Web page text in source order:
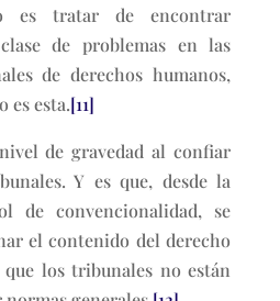
es tratar de encontrar
de problemas en las
de derechos humanos,
es esta.[11]
de gravedad al confiar
Y es que, desde la
de convencionalidad, se
el contenido del derecho
los tribunales no están